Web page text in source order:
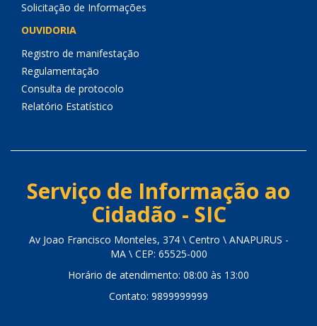
Solicitação de Informações
OUVIDORIA
Registro de manifestação
Regulamentação
Consulta de protocolo
Relatório Estatístico
Serviço de Informação ao
Cidadão - SIC
Av Joao Francisco Monteles, 374 \ Centro \ ANAPURUS -
MA \ CEP: 65525-000
Horário de atendimento: 08:00 às 13:00
Contato: 9899999999